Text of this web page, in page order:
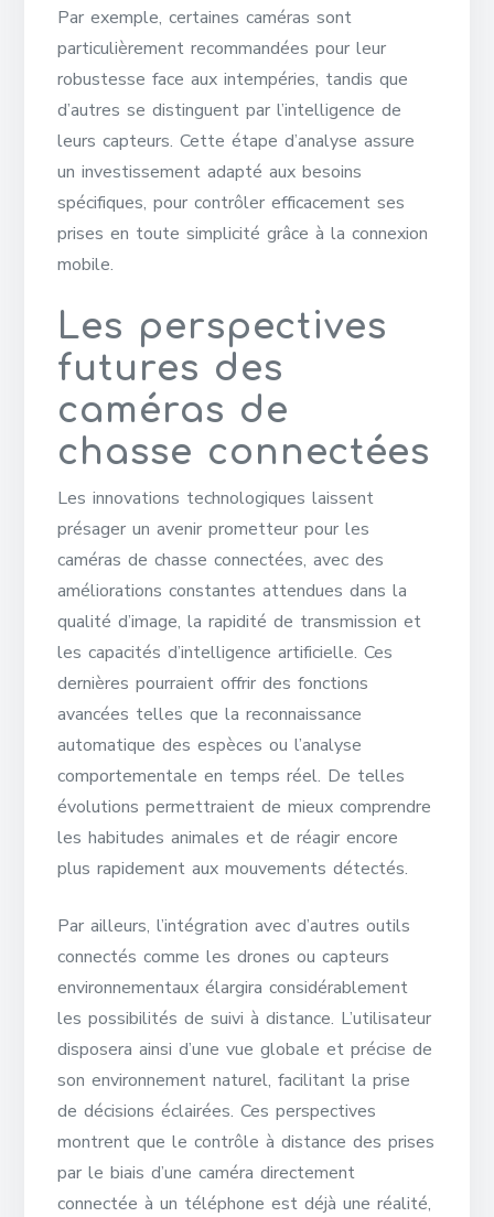
Par exemple, certaines caméras sont
particulièrement recommandées pour leur
robustesse face aux intempéries, tandis que
d’autres se distinguent par l’intelligence de
leurs capteurs. Cette étape d’analyse assure
un investissement adapté aux besoins
spécifiques, pour contrôler efficacement ses
prises en toute simplicité grâce à la connexion
mobile.
Les perspectives
futures des
caméras de
chasse connectées
Les innovations technologiques laissent
présager un avenir prometteur pour les
caméras de chasse connectées, avec des
améliorations constantes attendues dans la
qualité d’image, la rapidité de transmission et
les capacités d’intelligence artificielle. Ces
dernières pourraient offrir des fonctions
avancées telles que la reconnaissance
automatique des espèces ou l’analyse
comportementale en temps réel. De telles
évolutions permettraient de mieux comprendre
les habitudes animales et de réagir encore
plus rapidement aux mouvements détectés.
Par ailleurs, l’intégration avec d’autres outils
connectés comme les drones ou capteurs
environnementaux élargira considérablement
les possibilités de suivi à distance. L’utilisateur
disposera ainsi d’une vue globale et précise de
son environnement naturel, facilitant la prise
de décisions éclairées. Ces perspectives
montrent que le contrôle à distance des prises
par le biais d’une caméra directement
connectée à un téléphone est déjà une réalité,